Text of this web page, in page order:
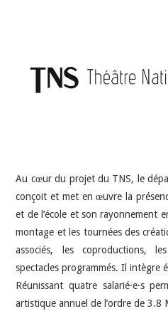
DOKO
Au cœur du projet du TNS, le
conçoit et met en œuvre la
et de l’école et son rayonnement
montage et les tournées des
associés, les coproductions,
spectacles programmés. Il intègre
Réunissant quatre salarié·e·s
artistique annuel de l’ordre de 3.8